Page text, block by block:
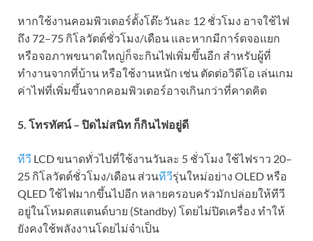
หากใช้งานคอมพิวเตอร์ตั้งโต๊ะวันละ 12 ชั่วโมง อาจใช้ไฟ
ถึง 72–75 กิโลวัตต์ชั่วโมง/เดือน และหากมีการ์ดจอแยก
หรือจอภาพขนาดใหญ่ก็จะกินไฟเพิ่มขึ้นอีก สำหรับผู้ที่
ทำงานจากที่บ้าน หรือใช้งานหนัก เช่น ตัดต่อวิดีโอ เล่นเกม
ค่าไฟที่เพิ่มขึ้นจากคอมพิวเตอร์อาจเกินกว่าที่คาดคิด
5. โทรทัศน์ – ปิดไม่สนิท ก็กินไฟอยู่ดี
ทีวี LCD ขนาดทั่วไปที่ใช้งานวันละ 5 ชั่วโมง ใช้ไฟราว 20–
25 กิโลวัตต์ชั่วโมง/เดือน ส่วนทีวีรุ่นใหม่อย่าง OLED หรือ
QLED ใช้ไฟมากขึ้นไปอีก หลายครอบครัวมักปล่อยให้ทีวี
อยู่ในโหมดสแตนด์บาย (Standby) โดยไม่ปิดเครื่อง ทำให้
ยังคงใช้พลังงานโดยไม่จำเป็น